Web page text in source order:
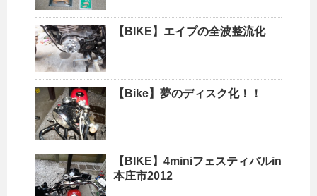
【BIKE】エイプの全波整流化
【Bike】夢のディスク化！！
【BIKE】4miniフェスティバルin
本庄市2012